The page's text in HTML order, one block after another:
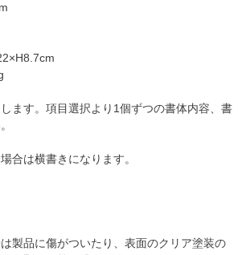
ます。項目選択より1個ずつの書体内容、書
合は横書きになります。
製品に傷がついたり、表面のクリア塗装の